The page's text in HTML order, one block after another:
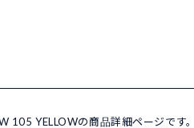
105 YELLOWの商品詳細ページです。